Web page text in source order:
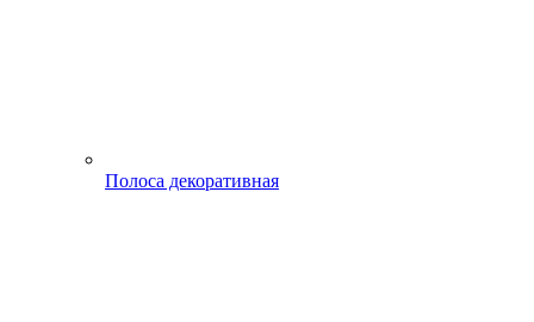
Полоса декоративная